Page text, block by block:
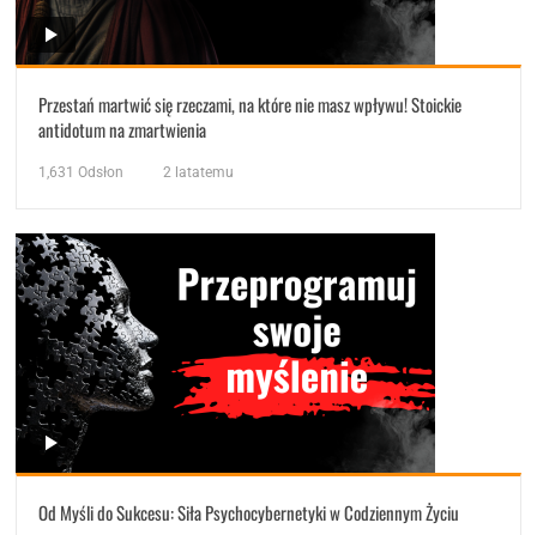
Przestań martwić się rzeczami, na które nie masz wpływu! Stoickie
antidotum na zmartwienia
1,631 Odsłon 2 latatemu
Od Myśli do Sukcesu: Siła Psychocybernetyki w Codziennym Życiu